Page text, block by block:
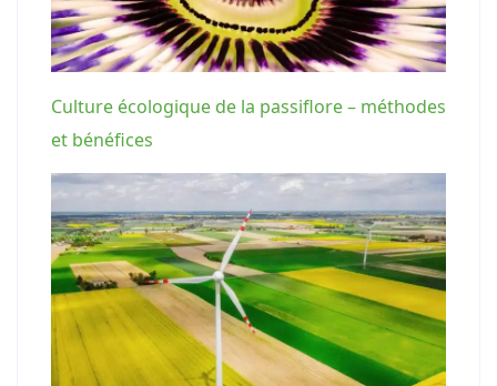
Culture écologique de la passiflore – méthodes
et bénéfices